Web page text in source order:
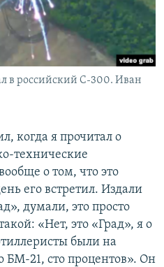
в российский С-300. Иван
когда я прочитал о
технические
о том, что это
его встретил. Издали
думали, это просто
«Нет, это «Град», я о
были на
БМ-21, сто процентов». Он